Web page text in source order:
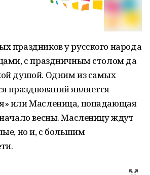
праздников у русского народа
с праздничным столом да
душой. Одним из самых
празднований является
или Масленица, попадающая
весны. Масленицу ждут
но и, с большим